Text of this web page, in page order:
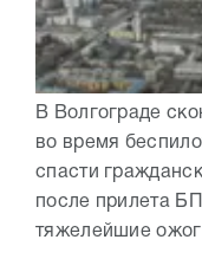
В Волгограде
во время
спасти
после прилета
тяжелейшие